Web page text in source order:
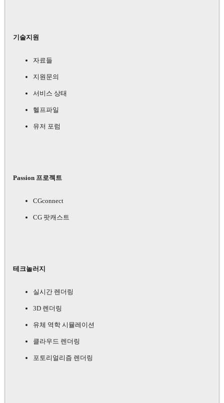
기술지원
자료들
지원문의
서비스 상태
헬프파일
유저 포럼
Passion 프로젝트
CGconnect
CG 팟캐스트
테크놀러지
실시간 렌더링
3D 렌더링
유체 역학 시뮬레이션
클라우드 렌더링
포토리얼리즘 렌더링